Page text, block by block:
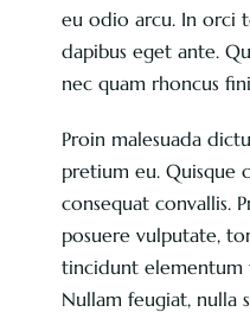
eu odio arcu. In orci
dapibus eget ante.
nec quam rhoncus
Proin malesuada
pretium eu. Quisque
consequat convallis.
posuere vulputate,
tincidunt elementum
Nullam feugiat, nulla